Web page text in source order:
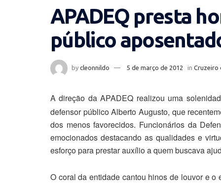
APADEQ presta
público
by cleonnildo 5 de março de 2012 in Cruzeiro
A direção da APADEQ realizou uma
defensor público Alberto Augusto, que
dos menos favorecidos. Funcionários da
emocionados destacando as qualidades e
esforço para prestar auxílio a quem buscava
O coral da entidade cantou hinos de louvor e